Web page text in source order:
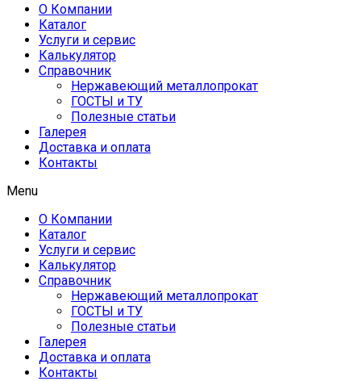
О Компании
Каталог
Услуги и сервис
Калькулятор
Справочник
Нержавеющий металлопрокат
ГОСТЫ и ТУ
Полезные статьи
Галерея
Доставка и оплата
Контакты
Menu
О Компании
Каталог
Услуги и сервис
Калькулятор
Справочник
Нержавеющий металлопрокат
ГОСТЫ и ТУ
Полезные статьи
Галерея
Доставка и оплата
Контакты